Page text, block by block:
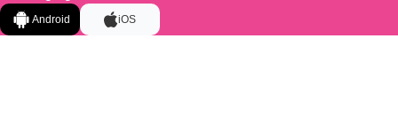
Android iOS